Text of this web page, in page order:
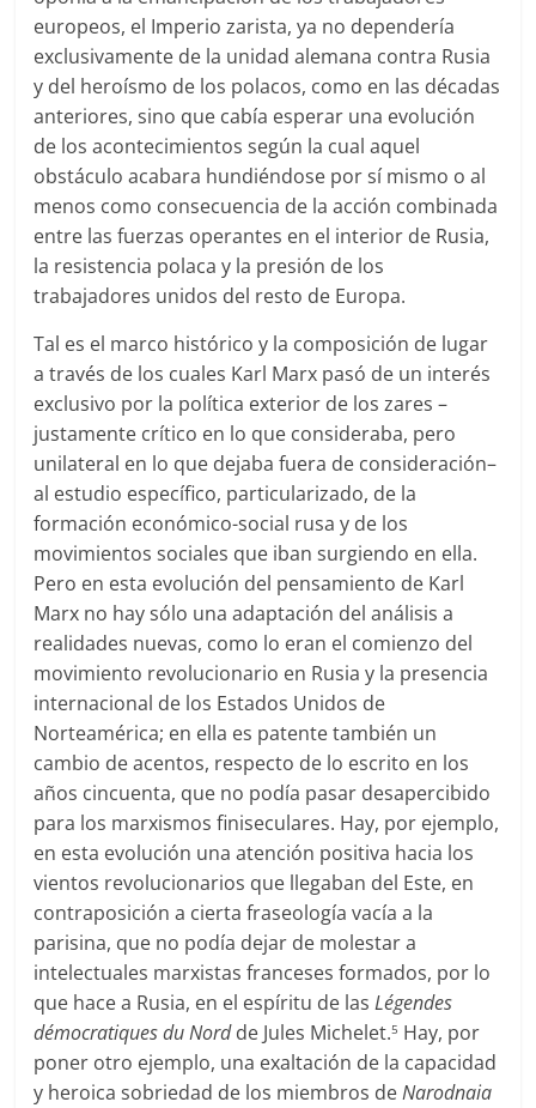
europeos, el Imperio zarista, ya no dependería
exclusivamente de la unidad alemana contra Rusia
y del heroísmo de los polacos, como en las décadas
anteriores, sino que cabía esperar una evolución
de los acontecimientos según la cual aquel
obstáculo acabara hundiéndose por sí mismo o al
menos como consecuencia de la acción combinada
entre las fuerzas operantes en el interior de Rusia,
la resistencia polaca y la presión de los
trabajadores unidos del resto de Europa.
Tal es el marco histórico y la composición de lugar
a través de los cuales Karl Marx pasó de un interés
exclusivo por la política exterior de los zares –
justamente crítico en lo que consideraba, pero
unilateral en lo que dejaba fuera de consideración–
al estudio específico, particularizado, de la
formación económico-social rusa y de los
movimientos sociales que iban surgiendo en ella.
Pero en esta evolución del pensamiento de Karl
Marx no hay sólo una adaptación del análisis a
realidades nuevas, como lo eran el comienzo del
movimiento revolucionario en Rusia y la presencia
internacional de los Estados Unidos de
Norteamérica; en ella es patente también un
cambio de acentos, respecto de lo escrito en los
años cincuenta, que no podía pasar desapercibido
para los marxismos finiseculares. Hay, por ejemplo,
en esta evolución una atención positiva hacia los
vientos revolucionarios que llegaban del Este, en
contraposición a cierta fraseología vacía a la
parisina, que no podía dejar de molestar a
intelectuales marxistas franceses formados, por lo
que hace a Rusia, en el espíritu de lasLégendes
démocratiques du Nordde Jules Michelet.5 Hay, por
poner otro ejemplo, una exaltación de la capacidad
y heroica sobriedad de los miembros deNarodnaia